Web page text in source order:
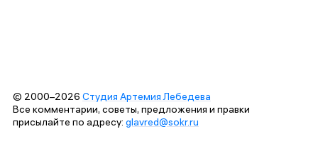
© 2000–2026 Студия Артемия Лебедева
Все комментарии, советы, предложения и правки
присылайте по адресу: glavred@sokr.ru